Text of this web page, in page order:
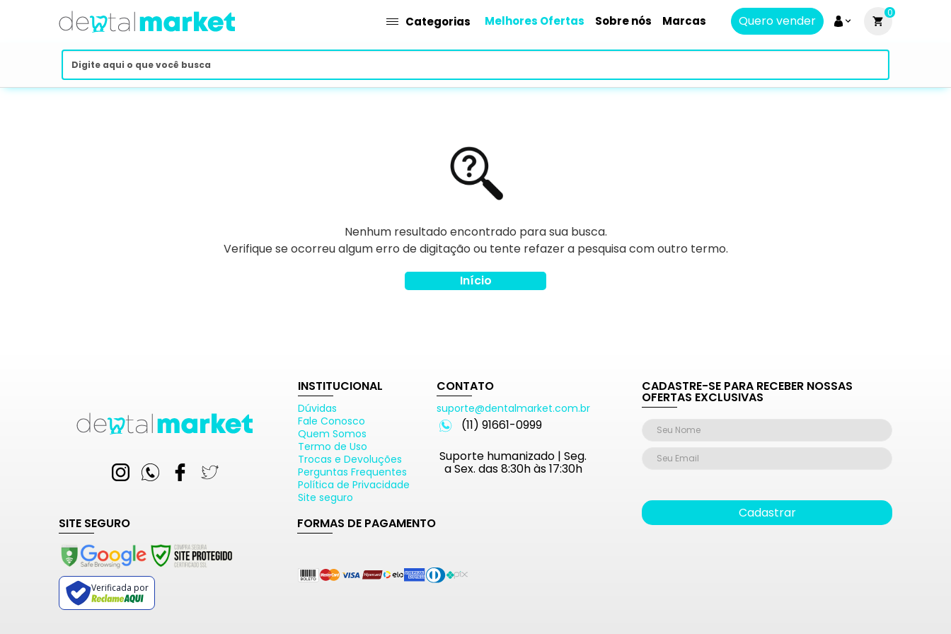
Categorias Melhores Ofertas Sobre nós Marcas Quero vender
0
Nenhum resultado encontrado para sua busca.
Verifique se ocorreu algum erro de digitação ou tente refazer a pesquisa com outro termo.
Início
INSTITUCIONAL
Dúvidas
Fale Conosco
Quem Somos
Termo de Uso
Trocas e Devoluções
Perguntas Frequentes
Política de Privacidade
Site seguro
CONTATO
suporte@dentalmarket.com.br
(11) 91661-0999
Suporte humanizado | Seg.
a Sex. das 8:30h às 17:30h
SITE SEGURO
Verificada por
FORMAS DE PAGAMENTO
CADASTRE-SE PARA RECEBER NOSSAS
OFERTAS EXCLUSIVAS
Cadastrar